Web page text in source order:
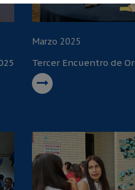
Marzo 2025
Tercer Encuentro de